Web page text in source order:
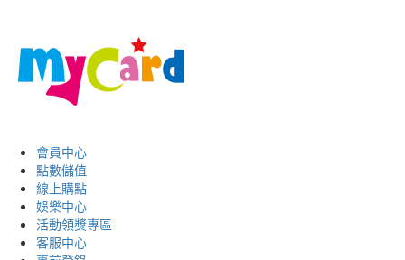
會員中心
點數儲值
線上購點
娛樂中心
活動領獎專區
客服中心